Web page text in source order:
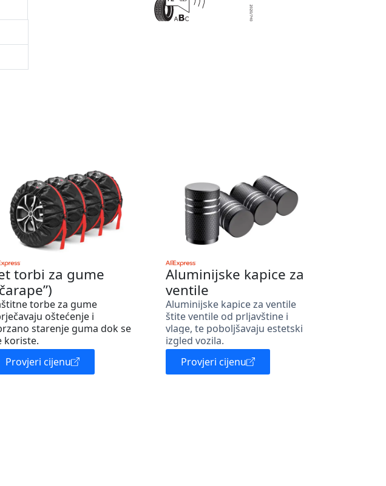
torbi za gume
torbe za gume
oštećenje i
starenje guma dok se
koriste.
Provjeri cijenu
Aluminijske kapice za
ventile
Aluminijske kapice za ventile
štite ventile od prljavštine i
vlage, te poboljšavaju estetski
izgled vozila.
Provjeri cijenu